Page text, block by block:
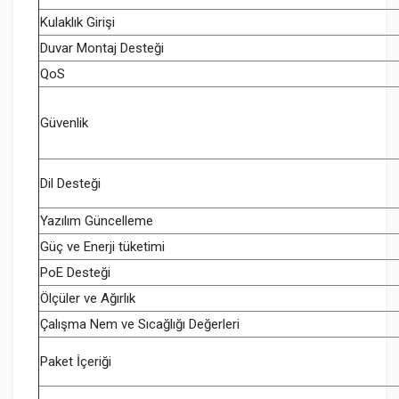
Kulaklık Girişi
Duvar Montaj Desteği
QoS
Güvenlik
Dil Desteği
Yazılım Güncelleme
Güç ve Enerji tüketimi
PoE Desteği
Ölçüler ve Ağırlık
Çalışma Nem ve Sıcağlığı Değerleri
Paket İçeriği